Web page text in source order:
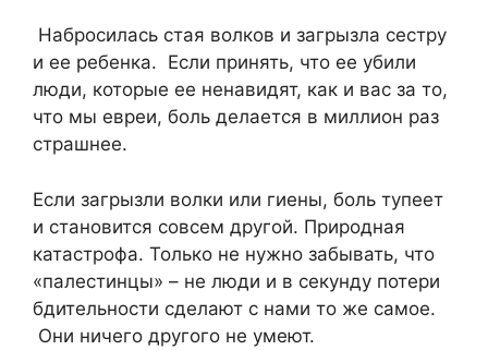
Набросилась стая волков и загрызла сестру
и ее ребенка. Если принять, что ее убили
люди, которые ее ненавидят, как и вас за то,
что мы евреи, боль делается в миллион раз
страшнее.
Если загрызли волки или гиены, боль тупеет
и становится совсем другой. Природная
катастрофа. Только не нужно забывать, что
«палестинцы» – не люди и в секунду потери
бдительности сделают с нами то же самое.
Они ничего другого не умеют.